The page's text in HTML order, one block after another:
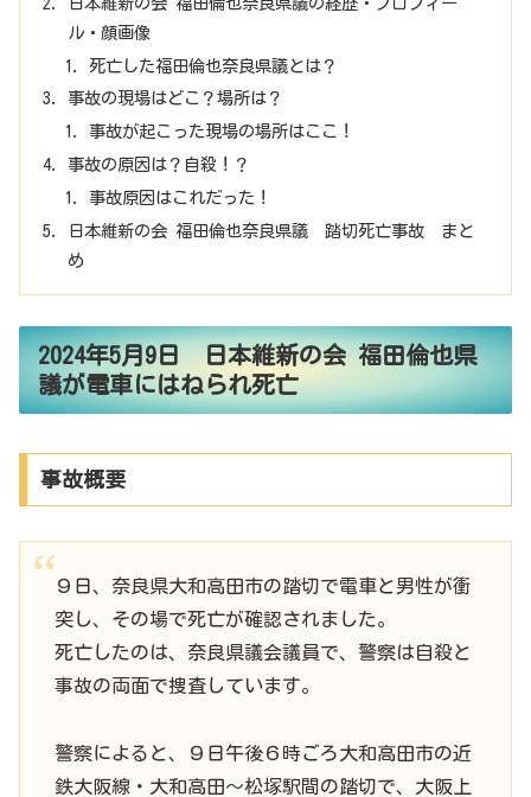
ル・顔画像
死亡した福田倫也奈良県議とは？
事故の現場はどこ？場所は？
事故が起こった現場の場所はここ！
事故の原因は？自殺！？
事故原因はこれだった！
日本維新の会 福田倫也奈良県議 踏切死亡事故 まと
め
2024年5月9日 日本維新の会 福田倫也県
議が電車にはねられ死亡
事故概要
９日、奈良県大和高田市の踏切で電車と男性が衝
突し、その場で死亡が確認されました。
死亡したのは、奈良県議会議員で、警察は自殺と
事故の両面で捜査しています。
警察によると、９日午後６時ごろ大和高田市の近
鉄大阪線・大和高田～松塚駅間の踏切で、大阪上